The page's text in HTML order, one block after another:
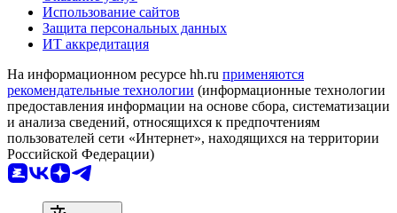
Использование сайтов
Защита персональных данных
ИТ аккредитация
На информационном ресурсе hh.ru применяются
рекомендательные технологии (информационные технологии
предоставления информации на основе сбора, систематизации
и анализа сведений, относящихся к предпочтениям
пользователей сети «Интернет», находящихся на территории
Российской Федерации)